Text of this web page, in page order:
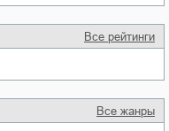
Все рейтинги
Все жанры